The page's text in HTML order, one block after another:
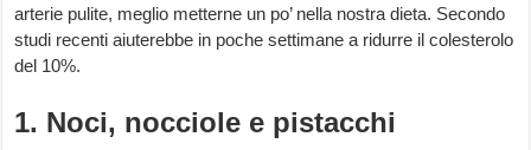
arterie pulite, meglio metterne un po’ nella nostra dieta. Secondo
studi recenti aiuterebbe in poche settimane a ridurre il colesterolo
del 10%.
1. Noci, nocciole e pistacchi